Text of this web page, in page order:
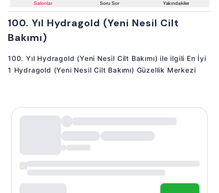
Salonlar Soru Sor Yakındakiler
100. Yıl Hydragold (Yeni Nesil Cilt
Bakımı)
100. Yıl Hydragold (Yeni Nesil Cilt Bakımı) ile ilgili En İyi
1 Hydragold (Yeni Nesil Cilt Bakımı) Güzellik Merkezi